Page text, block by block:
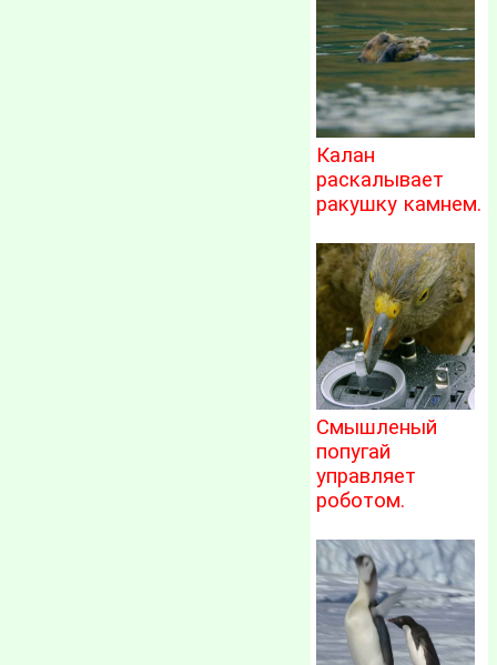
Калан
раскалывает
ракушку камнем.
Смышленый
попугай
управляет
роботом.